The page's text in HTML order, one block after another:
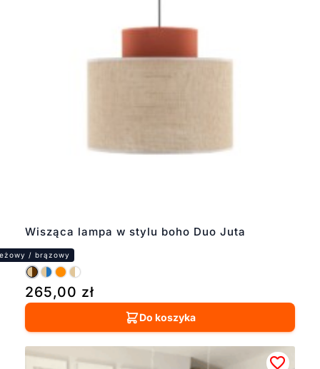
Wisząca lampa w stylu boho Duo Juta
265,00 zł
Do koszyka